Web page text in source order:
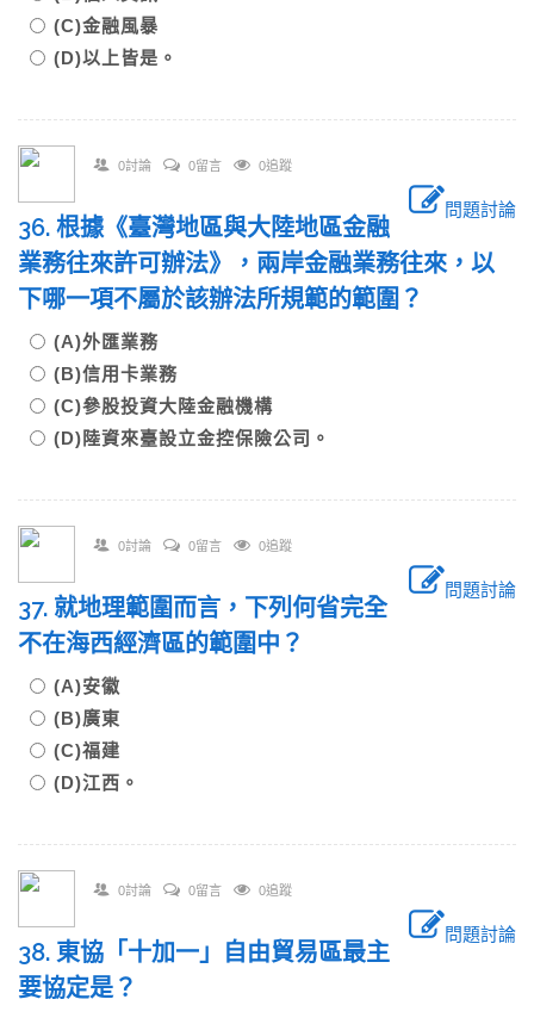
(C)金融風暴
(D)以上皆是。
0討論 0留言 0追蹤
問題討論
36. 根據《臺灣地區與大陸地區金融
業務往來許可辦法》，兩岸金融業務往來，以
下哪一項不屬於該辦法所規範的範圍？
(A)外匯業務
(B)信用卡業務
(C)參股投資大陸金融機構
(D)陸資來臺設立金控保險公司。
0討論 0留言 0追蹤
問題討論
37. 就地理範圍而言，下列何省完全
不在海西經濟區的範圍中？
(A)安徽
(B)廣東
(C)福建
(D)江西。
0討論 0留言 0追蹤
問題討論
38. 東協「十加一」自由貿易區最主
要協定是？